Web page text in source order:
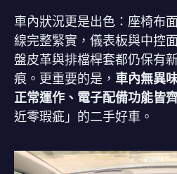
車內狀況更是出色：座椅布
線完整緊實，儀表板與中控
盤皮革與排檔桿套都仍保有
痕。更重要的是， 車內無異
正常運作、電子配備功能皆
近零瑕疵」的二手好車。